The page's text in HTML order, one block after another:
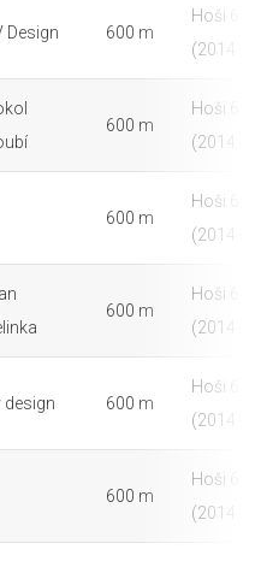
Design 600 m
Hoši 6 -
(2014 -
600 m
Hoši 6 -
(2014 -
600 m
Hoši 6 -
(2014 -
600 m
Hoši 6 -
(2014 -
design 600 m
Hoši 6 -
(2014 -
600 m
Hoši 6 -
(2014 -